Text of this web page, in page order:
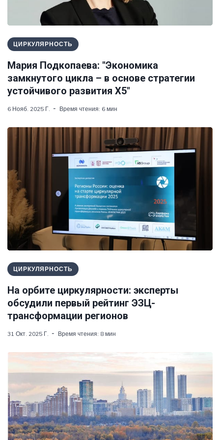
ЦИРКУЛЯРНОСТЬ
Мария Подкопаева: "Экономика
замкнутого цикла – в основе стратегии
устойчивого развития X5"
6 Нояб. 2025 Г. Время чтения: 6 мин
ЦИРКУЛЯРНОСТЬ
На орбите циркулярности: эксперты
обсудили первый рейтинг ЭЗЦ-
трансформации регионов
31 Окт. 2025 Г. Время чтения: 8 мин